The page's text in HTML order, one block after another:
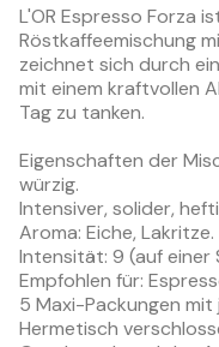
L'OR Espresso Forza
Röstkaffeemischung
zeichnet sich durch
mit einem kraftvollen
Tag zu tanken.
Eigenschaften der
würzig.
Intensiver, solider,
Aroma: Eiche, Lakritze.
Intensität: 9 (auf einer
Empfohlen für:
5 Maxi-Packungen mit
Hermetisch